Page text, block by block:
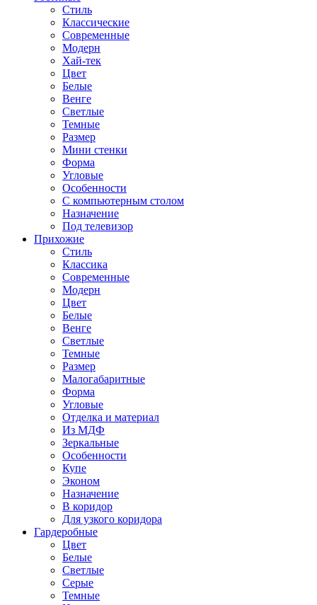
Стиль
Классические
Современные
Модерн
Хай-тек
Цвет
Белые
Венге
Светлые
Темные
Размер
Мини стенки
Форма
Угловые
Особенности
С компьютерным столом
Назначение
Под телевизор
Прихожие
Стиль
Классика
Современные
Модерн
Цвет
Белые
Венге
Светлые
Темные
Размер
Малогабаритные
Форма
Угловые
Отделка и материал
Из МДФ
Зеркальные
Особенности
Купе
Эконом
Назначение
В коридор
Для узкого коридора
Гардеробные
Цвет
Белые
Светлые
Серые
Темные